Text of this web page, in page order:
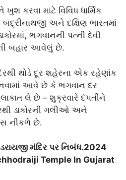
કરવા માટે વિવિધ ધાર્મિક
અને દક્ષિણ ભારતમાં
ભગવાનની પત્ની દેવી
બહાર આવેલું છે.
થોડે દૂર શહેરના એક રહેણાંક
આવે છે કે ભગવાન દર
લે છે – શુક્રવારે દંપતીને
ડાકોરની ગલીઓ અને
નીકળે છે.
મંદિર પર નિબંધ.2024
Temple In Gujarat